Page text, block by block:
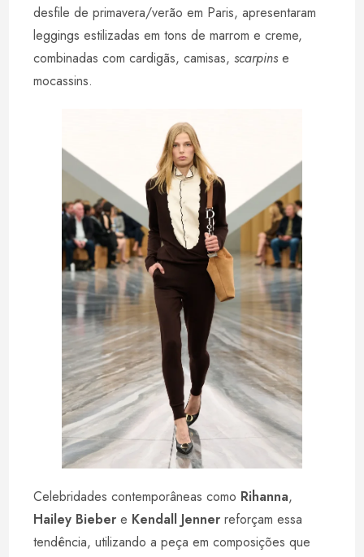
desfile de primavera/verão em Paris, apresentaram
leggings estilizadas em tons de marrom e creme,
combinadas com cardigãs, camisas,scarpins e
mocassins.
Celebridades contemporâneas como Rihanna,
Hailey Bieber e Kendall Jenner reforçam essa
tendência, utilizando a peça em composições que